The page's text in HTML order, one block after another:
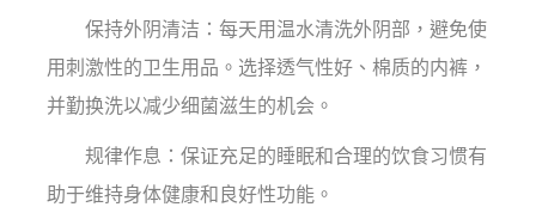
保持外阴清洁：每天用温水清洗外阴部，避免使
用刺激性的卫生用品。选择透气性好、棉质的内裤，
并勤换洗以减少细菌滋生的机会。
规律作息：保证充足的睡眠和合理的饮食习惯有
助于维持身体健康和良好性功能。